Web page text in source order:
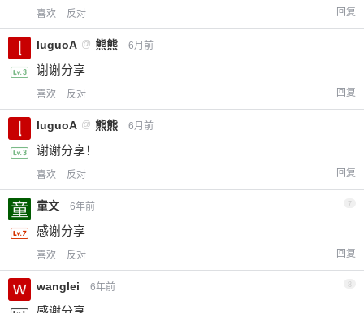
喜欢 反对 回复
luguoA @ 熊熊 6月前
谢谢分享
喜欢 反对 回复
luguoA @ 熊熊 6月前
谢谢分享！
喜欢 反对 回复
童文 6年前 7
感谢分享
喜欢 反对 回复
wanglei 6年前